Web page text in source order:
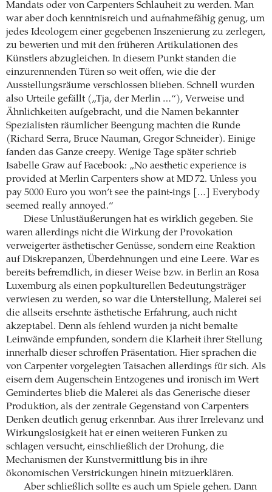
Mandats oder von Carpenters Schlauheit zu werden. Man
war aber doch kenntnisreich und aufnahmefähig genug, um
jedes Ideologem einer gegebenen Inszenierung zu zerlegen,
zu bewerten und mit den früheren Artikulationen des
Künstlers abzugleichen. In diesem Punkt standen die
einzurennenden Türen so weit offen, wie die der
Ausstellungsräume verschlossen blieben. Schnell wurden
also Urteile gefällt („Tja, der Merlin …“), Verweise und
Ähnlichkeiten aufgebracht, und die Namen bekannter
Spezialisten räumlicher Beengung machten die Runde
(Richard Serra, Bruce Nauman, Gregor Schneider). Einige
fanden das Ganze creepy. Wenige Tage später schrieb
Isabelle Graw auf Facebook: „No aesthetic experience is
provided at Merlin Carpenters show at MD 72. Unless you
pay 5000 Euro you won’t see the paint-ings […] Everybody
seemed really annoyed.“
Diese Unlustäußerungen hat es wirklich gegeben. Sie
waren allerdings nicht die Wirkung der Provokation
verweigerter ästhetischer Genüsse, sondern eine Reaktion
auf Diskrepanzen, Überdehnungen und eine Leere. War es
bereits befremdlich, in dieser Weise bzw. in Berlin an Rosa
Luxemburg als einen popkulturellen Bedeutungsträger
verwiesen zu werden, so war die Unterstellung, Malerei sei
die allseits ersehnte ästhetische Erfahrung, auch nicht
akzeptabel. Denn als fehlend wurden ja nicht bemalte
Leinwände empfunden, sondern die Klarheit ihrer Stellung
innerhalb dieser schroffen Präsentation. Hier sprachen die
von Carpenter vorgelegten Tatsachen allerdings für sich. Als
eisern dem Augenschein Entzogenes und ironisch im Wert
Gemindertes blieb die Malerei als das Generische dieser
Produktion, als der zentrale Gegenstand von Carpenters
Denken deutlich genug erkennbar. Aus ihrer Irrelevanz und
Wirkungslosigkeit hat er einen weiteren Funken zu
schlagen versucht, einschließlich der Drohung, die
Mechanismen der Kunstvermittlung bis in ihre
ökonomischen Verstrickungen hinein mitzuerklären.
Aber schließlich sollte es auch um Spiele gehen. Dann